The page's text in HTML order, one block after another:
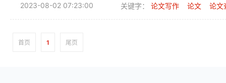
2023-08-02 07:23:00 关键字： 论文写作 论文 论文
首页 1 尾页